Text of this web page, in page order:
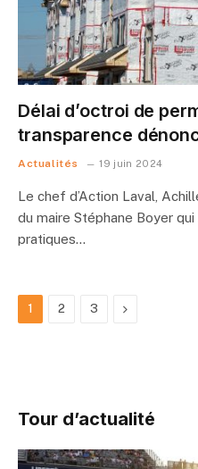
Délai d’octroi de
transparence
Actualités 19 juin 2024
Le chef d’Action Laval,
du maire Stéphane Boyer
pratiques…
1 2 3 Next
Tour d’actualité